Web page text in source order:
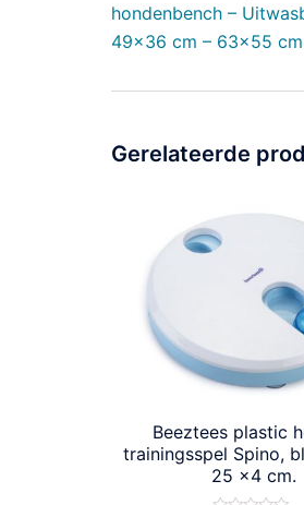
hondenbench –
49×36 cm – 63×55
Gerelateerde
Beeztees plastic
trainingsspel Spino,
25 x4 cm.